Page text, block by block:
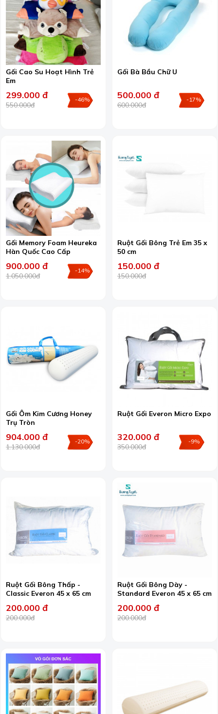
Gối Cao Su Hoạt Hình Trẻ
Em
299.000 đ
550.000đ
-46%
Gối Bà Bầu Chữ U
500.000 đ
600.000đ
-17%
Gối Memory Foam Heureka
Hàn Quốc Cao Cấp
900.000 đ
1.050.000đ
-14%
Ruột Gối Bông Trẻ Em 35 x
50 cm
150.000 đ
150.000đ
Gối Ôm Kim Cương Honey
Trụ Tròn
904.000 đ
1.130.000đ
-20%
Ruột Gối Everon Micro Expo
320.000 đ
350.000đ
-9%
Ruột Gối Bông Thấp -
Classic Everon 45 x 65 cm
200.000 đ
200.000đ
Ruột Gối Bông Dày -
Standard Everon 45 x 65 cm
200.000 đ
200.000đ